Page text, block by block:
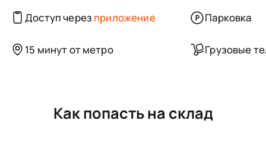
Доступ через приложение Парковка
15 минут от метро Грузовые
Как попасть на склад